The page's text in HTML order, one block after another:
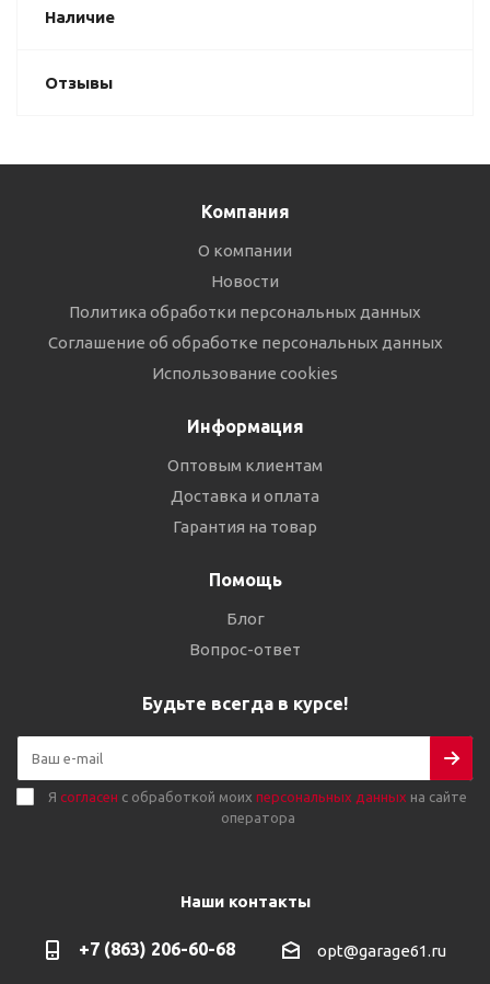
Наличие
Отзывы
Компания
О компании
Новости
Политика обработки персональных данных
Соглашение об обработке персональных данных
Использование cookies
Информация
Оптовым клиентам
Доставка и оплата
Гарантия на товар
Помощь
Блог
Вопрос-ответ
Будьте всегда в курсе!
Я согласен с обработкой моих персональных данных на сайте
оператора
Наши контакты
+7 (863) 206-60-68 opt@garage61.ru